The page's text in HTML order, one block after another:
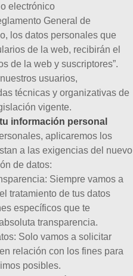
electrónico
General de
los datos personales que
de la web, recibirán el
de la web y suscriptores”.
usuarios,
técnicas y organizativas de
vigente.
información personal
aplicaremos los
a las exigencias del nuevo
de datos:
Siempre vamos a
tratamiento de tus datos
específicos que te
transparencia.
Solo vamos a solicitar
relación con los fines para
posibles.